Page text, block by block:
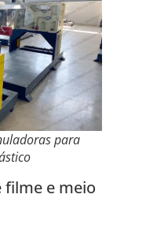
para
filme e meio